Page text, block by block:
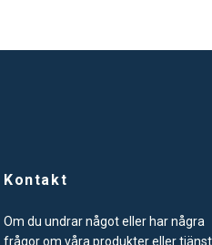
Kontakt
Om du undrar något eller har några
frågor om våra produkter eller